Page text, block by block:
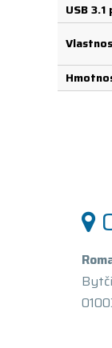
USB